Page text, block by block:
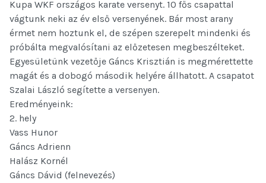
Kupa WKF országos karate versenyt. 10 fős csapattal
vágtunk neki az év első versenyének. Bár most arany
érmet nem hoztunk el, de szépen szerepelt mindenki és
próbálta megvalósítani az előzetesen megbeszélteket.
Egyesületünk vezetője Gáncs Krisztián is megmérettette
magát és a dobogó második helyére állhatott. A csapatot
Szalai László segítette a versenyen.
Eredményeink:
2. hely
Vass Hunor
Gáncs Adrienn
Halász Kornél
Gáncs Dávid (felnevezés)